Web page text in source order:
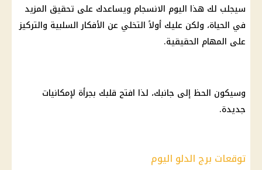
سيجلب لك هذا اليوم الانسجام ويساعدك على تحقيق المزيد
في الحياة، ولكن عليك أولاً التخلي عن الأفكار السلبية والتركيز
على المهام الحقيقية.
وسيكون الحظ إلى جانبك، لذا افتح قلبك بجرأة لإمكانيات
جديدة.
توقعات برج الدلو اليوم